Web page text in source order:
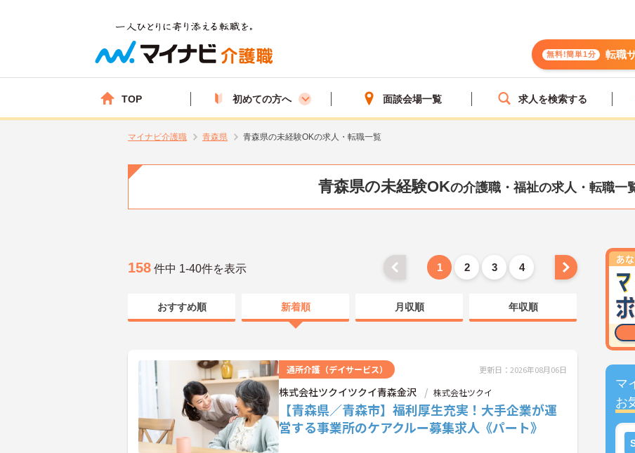
無料!簡単1分 転職
TOP 初めての方へ 面談会場一覧 求人を検索する
マイナビ介護職 青森県 青森県の未経験OKの求人・転職一覧
青森県の未経験OKの介護職・福祉の求人・転職一
マ
お
158 件中 1-40件を表示 1 2 3 4
おすすめ順 新着順 月収順 年収順
通所介護（デイサービス） 更新日：2026年08月06日
株式会社ツクイツクイ青森金沢 株式会社ツクイ
【青森県／青森市】福利厚生充実！大手企業が運
営する事業所のケアクルー募集求人《パート》